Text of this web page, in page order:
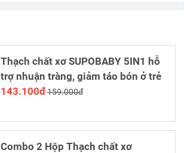
Thạch chất xơ SUPOBABY 5IN1 hỗ
trợ nhuận tràng, giảm táo bón ở trẻ
143.100đ159.000đ
Combo 2 Hộp Thạch chất xơ